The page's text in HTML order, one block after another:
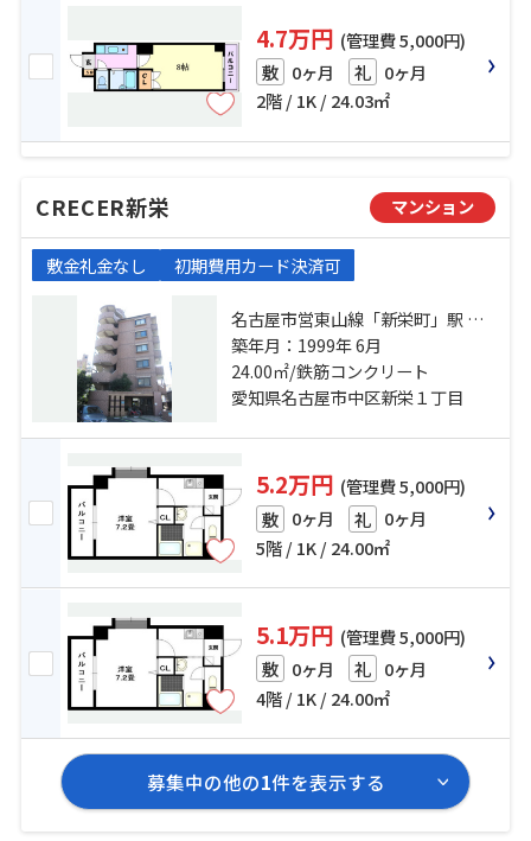
4.7万円 (管理費 5,000円)
敷 0ヶ月 礼 0ヶ月
2階 / 1K / 24.03㎡
CRECER新栄 マンション
敷金礼金なし 初期費用カード決済可
名古屋市営東山線「新栄町」駅 徒
歩9分 名古屋市営名城線「矢場町」
駅 徒歩14分 名古屋市営鶴舞線「鶴
舞」駅 徒歩14分
築年月：1999年 6月
24.00㎡/鉄筋コンクリート
愛知県名古屋市中区新栄１丁目
5.2万円 (管理費 5,000円)
敷 0ヶ月 礼 0ヶ月
5階 / 1K / 24.00㎡
5.1万円 (管理費 5,000円)
敷 0ヶ月 礼 0ヶ月
4階 / 1K / 24.00㎡
募集中の他の1件を表示する